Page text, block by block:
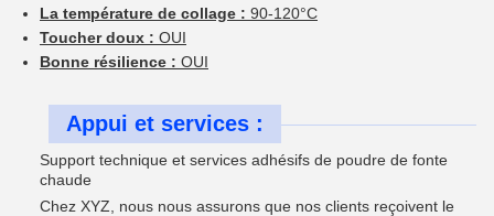
La température de collage : 90-120°C
Toucher doux : OUI
Bonne résilience : OUI
Appui et services :
Support technique et services adhésifs de poudre de fonte
chaude
Chez XYZ, nous nous assurons que nos clients reçoivent le